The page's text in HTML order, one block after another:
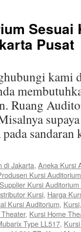
Sesuai
Pusat
kami
Ruang
pada
di Jakarta, Aneka Kursi
Kursi Auditorium
Supplier Kursi
Kursi, Harga
Kursi Auditorium, Kursi
, Kursi Home
Type LL517,